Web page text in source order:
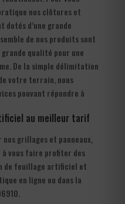
nos clôtures et
d’une grande
de nos produits sont
qualité pour une
De la simple délimitation
votre terrain, nous
pouvant répondre à
au meilleur tarif
grillages et panneaux,
à vous faire profiter des
de feuillage artificiel et
en ligne ou dans la